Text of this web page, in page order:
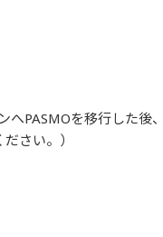
PASMOを移行した後
さい。）